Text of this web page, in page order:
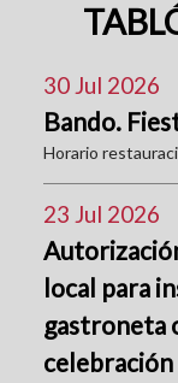
30 Jul 2026
Bando.
Horario
23 Jul 2026
local para
gastroneta
celebración